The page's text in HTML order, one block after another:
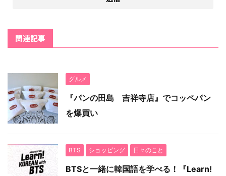
関連記事
グルメ
『パンの田島 吉祥寺店』でコッペパン
を爆買い
BTS ショッピング 日々のこと
BTSと一緒に韓国語を学べる！『Learn!